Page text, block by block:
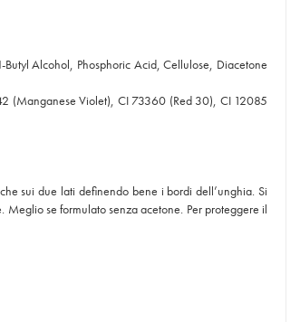
Alcohol, Phosphoric Acid, Cellulose, Diacetone
(Manganese Violet), CI 73360 (Red 30), CI 12085
sui due lati definendo bene i bordi dell’unghia. Si
se formulato senza acetone. Per proteggere il